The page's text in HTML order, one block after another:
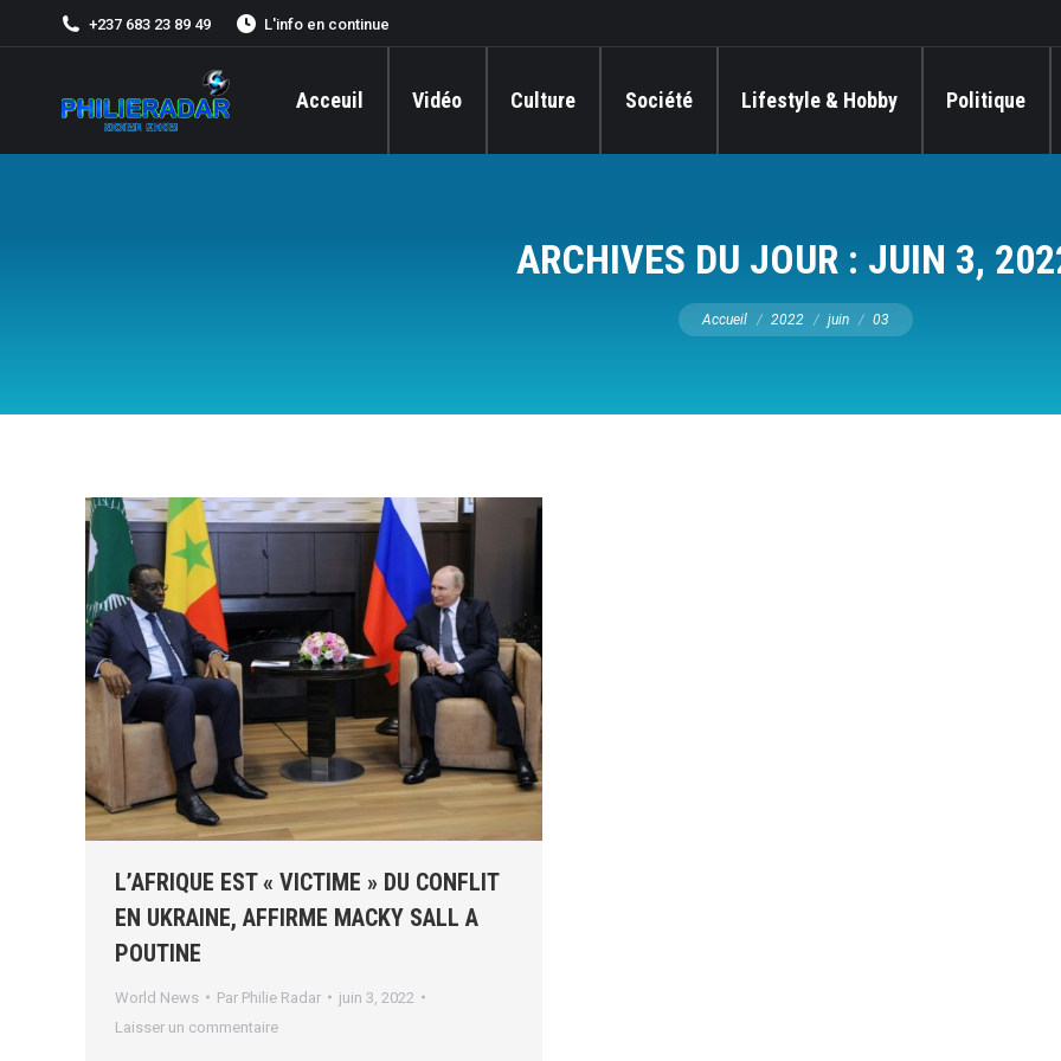
+237 683 23 89 49 L'info en continue
Acceuil Vidéo Culture Société Lifestyle & Hobby Politique
ARCHIVES DU JOUR : JUIN 3,
Vous êtes ici :
Accueil 2022 juin 03
L’AFRIQUE EST « VICTIME » DU CONFLIT
EN UKRAINE, AFFIRME MACKY SALL A
POUTINE
World News Par Philie Radar
juin 3, 2022
Laisser un commentaire